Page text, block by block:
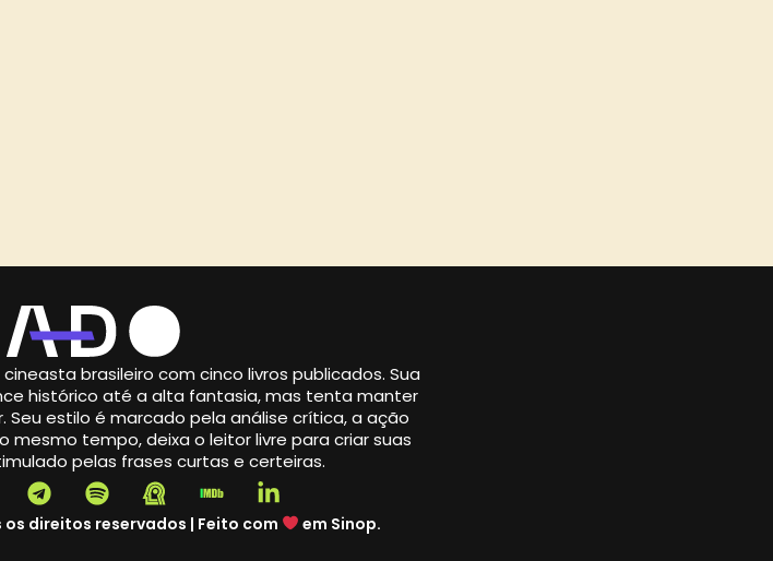
brasileiro com cinco livros publicados. Sua
histórico até a alta fantasia, mas tenta manter
Seu estilo é marcado pela análise crítica, a ação
mesmo tempo, deixa o leitor livre para criar suas
pelas frases curtas e certeiras.
os direitos reservados | Feito com em Sinop.